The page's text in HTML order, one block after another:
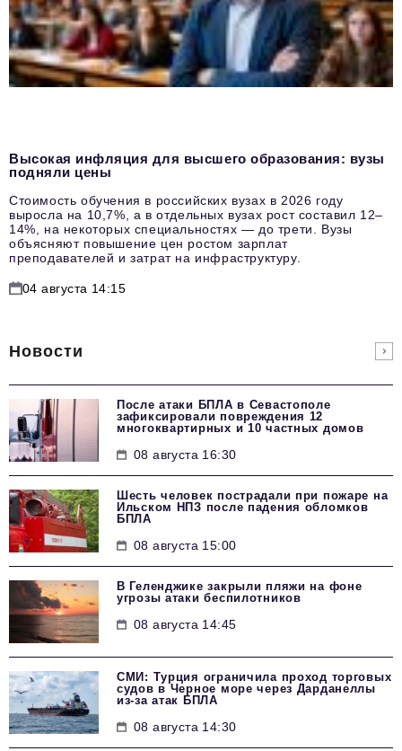
Высокая инфляция для высшего образования: вузы
подняли цены
Стоимость обучения в российских вузах в 2026 году
выросла на 10,7%, а в отдельных вузах рост составил 12–
14%, на некоторых специальностях — до трети. Вузы
объясняют повышение цен ростом зарплат
преподавателей и затрат на инфраструктуру.
04 августа 14:15
Новости
После атаки БПЛА в Севастополе
зафиксировали повреждения 12
многоквартирных и 10 частных домов
08 августа 16:30
Шесть человек пострадали при пожаре на
Ильском НПЗ после падения обломков
БПЛА
08 августа 15:00
В Геленджике закрыли пляжи на фоне
угрозы атаки беспилотников
08 августа 14:45
СМИ: Турция ограничила проход торговых
судов в Черное море через Дарданеллы
из-за атак БПЛА
08 августа 14:30